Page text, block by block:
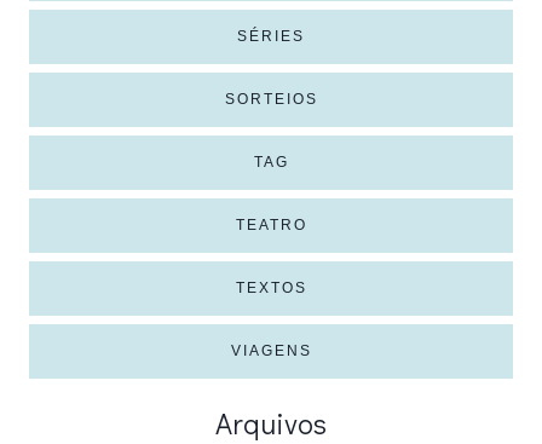
SÉRIES
SORTEIOS
TAG
TEATRO
TEXTOS
VIAGENS
Arquivos